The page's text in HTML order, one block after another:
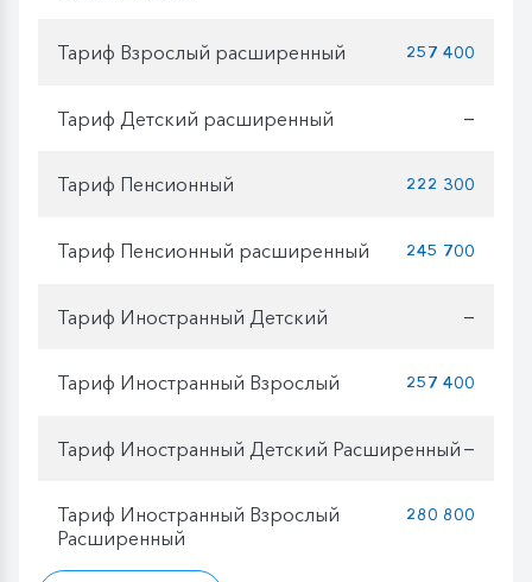
Тариф Взрослый расширенный 257 400
Тариф Детский расширенный —
Тариф Пенсионный 222 300
Тариф Пенсионный расширенный 245 700
Тариф Иностранный Детский —
Тариф Иностранный Взрослый 257 400
Тариф Иностранный Детский Расширенный —
Тариф Иностранный Взрослый
Расширенный
280 800